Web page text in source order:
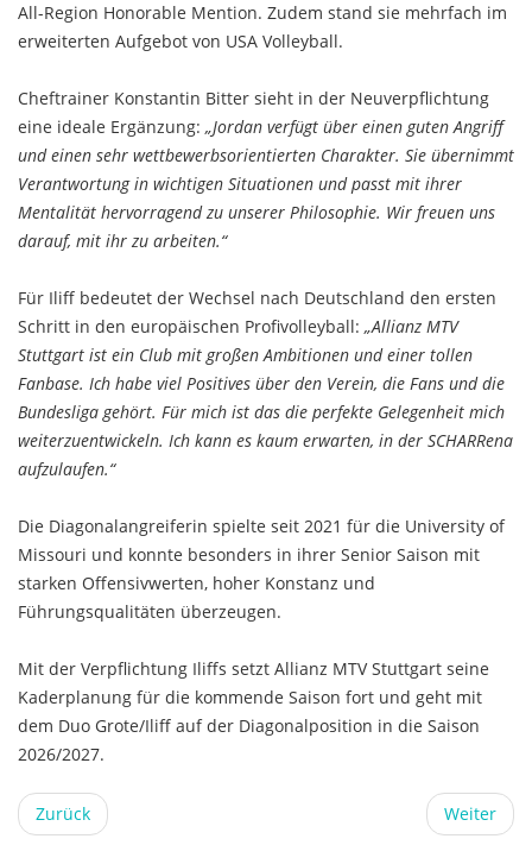
All-Region Honorable Mention. Zudem stand sie mehrfach im
erweiterten Aufgebot von USA Volleyball.
Cheftrainer Konstantin Bitter sieht in der Neuverpflichtung
eine ideale Ergänzung: „Jordan verfügt über einen guten Angriff
und einen sehr wettbewerbsorientierten Charakter. Sie übernimmt
Verantwortung in wichtigen Situationen und passt mit ihrer
Mentalität hervorragend zu unserer Philosophie. Wir freuen uns
darauf, mit ihr zu arbeiten.“
Für Iliff bedeutet der Wechsel nach Deutschland den ersten
Schritt in den europäischen Profivolleyball: „Allianz MTV
Stuttgart ist ein Club mit großen Ambitionen und einer tollen
Fanbase. Ich habe viel Positives über den Verein, die Fans und die
Bundesliga gehört. Für mich ist das die perfekte Gelegenheit mich
weiterzuentwickeln. Ich kann es kaum erwarten, in der SCHARRena
aufzulaufen.“
Die Diagonalangreiferin spielte seit 2021 für die University of
Missouri und konnte besonders in ihrer Senior Saison mit
starken Offensivwerten, hoher Konstanz und
Führungsqualitäten überzeugen.
Mit der Verpflichtung Iliffs setzt Allianz MTV Stuttgart seine
Kaderplanung für die kommende Saison fort und geht mit
dem Duo Grote/Iliff auf der Diagonalposition in die Saison
2026/2027.
Zurück Weiter